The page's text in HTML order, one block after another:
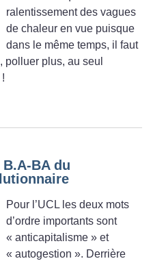
ralentissement des vagues
de chaleur en vue puisque
dans le même temps, il faut
polluer plus, au seul
!
BA du
Pour l’UCL les deux mots
d’ordre importants sont
« anticapitalisme » et
« autogestion ». Derrière